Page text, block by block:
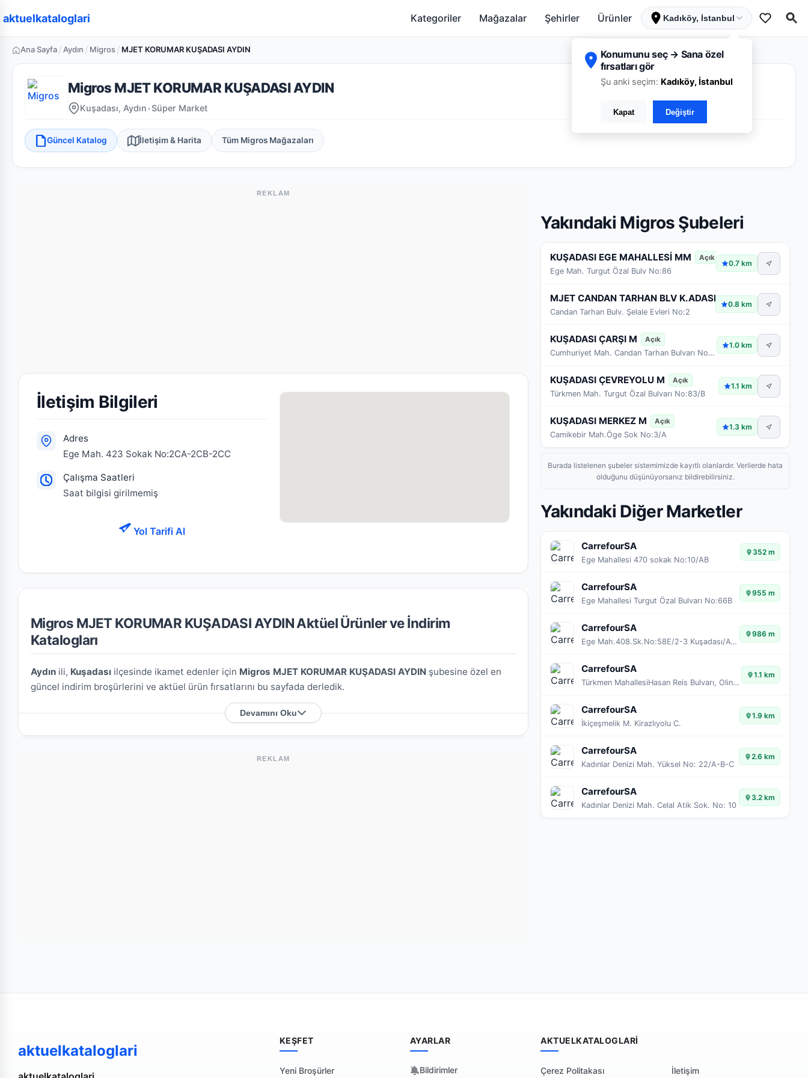
aktuelkataloglari Kategoriler Mağazalar Şehirler Ürünler Kadıköy, İstanbul
Konumunu seç → Sana özel
fırsatları gör
Şu anki seçim: Kadıköy, İstanbul
Kapat Değiştir
Ana Sayfa/ Aydın / Migros/ MJET KORUMAR KUŞADASI AYDIN
Migros MJET KORUMAR KUŞADASI AYDIN
Kuşadası, Aydın•Süper Market
Güncel Katalog İletişim & Harita Tüm Migros Mağazaları
REKLAM
İletişim Bilgileri
Adres
Ege Mah. 423 Sokak No:2CA-2CB-2CC
Çalışma Saatleri
Saat bilgisi girilmemiş
Yol Tarifi Al
Migros MJET KORUMAR KUŞADASI AYDIN Aktüel Ürünler ve İndirim
Katalogları
Aydın ili, Kuşadası ilçesinde ikamet edenler için Migros MJET KORUMAR KUŞADASI AYDIN şubesine özel en
güncel indirim broşürlerini ve aktüel ürün fırsatlarını bu sayfada derledik.
Migros MJET KORUMAR KUŞADASI AYDIN Nerede?
Mağazamızın açık adresi şöyledir:Ege Mah. 423 Sokak No:2CA-2CB-2CC. Harita üzerindeki konumu
kullanarak mağazaya kolayca ulaşım sağlayabilirsiniz.
Devamını Oku
REKLAM
Yakındaki Migros Şubeleri
KUŞADASI EGE MAHALLESİ MM Açık
Ege Mah. Turgut Özal Bulv No:86
0.7 km
MJET CANDAN TARHAN BLV K.ADASI Açık
Candan Tarhan Bulv. Şelale Evleri No:2
0.8 km
KUŞADASI ÇARŞI M Açık
Cumhuriyet Mah. Candan Tarhan Bulvarı No:21/A
1.0 km
KUŞADASI ÇEVREYOLU M Açık
Türkmen Mah. Turgut Özal Bulvarı No:83/B
1.1 km
KUŞADASI MERKEZ M Açık
Camikebir Mah.Öge Sok No:3/A
1.3 km
Burada listelenen şubeler sistemimizde kayıtlı olanlardır. Verilerde hata
olduğunu düşünüyorsanız bildirebilirsiniz.
Yakındaki Diğer Marketler
CarrefourSA
Ege Mahallesi 470 sokak No:10/AB
352 m
CarrefourSA
Ege Mahallesi Turgut Özal Bulvarı No:66B
955 m
CarrefourSA
Ege Mah.408.Sk.No:58E/2-3 Kuşadası/Aydın
986 m
CarrefourSA
Türkmen MahallesiHasan Reis Bulvarı, Olinda Park Sitesi
1.1 km
CarrefourSA
İkiçeşmelik M. Kirazlıyolu C.
1.9 km
CarrefourSA
Kadınlar Denizi Mah. Yüksel No: 22/A-B-C
2.6 km
CarrefourSA
Kadınlar Denizi Mah. Celal Atik Sok. No: 10
3.2 km
aktuelkataloglari
KEŞFET
Yeni Broşürler
AYARLAR
Bildirimler
AKTUELKATALOGLARI
Çerez Politakası İletişim